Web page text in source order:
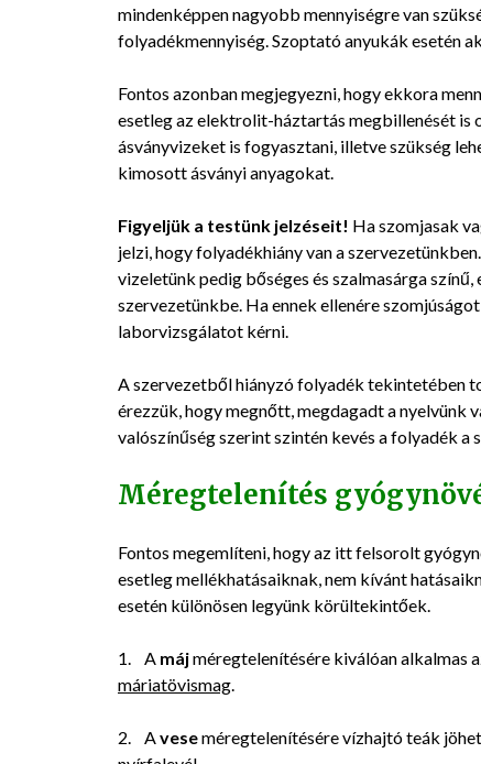
mindenképpen nagyobb mennyiségre van
folyadékmennyiség. Szoptató anyukák esetén
Fontos azonban megjegyezni, hogy ekkora
esetleg az elektrolit-háztartás megbillenését is
ásványvizeket is fogyasztani, illetve szükség
kimosott ásványi anyagokat.
Figyeljük a testünk jelzéseit! Ha szomjasak
jelzi, hogy folyadékhiány van a
vizeletünk pedig bőséges és szalmasárga
szervezetünkbe. Ha ennek ellenére
laborvizsgálatot kérni.
A szervezetből hiányzó folyadék tekintetében
érezzük, hogy megnőtt, megdagadt a nyelvünk
valószínűség szerint szintén kevés a folyadék a
Méregtelenítés
Fontos megemlíteni, hogy az itt felsorolt
esetleg mellékhatásaiknak, nem kívánt
esetén különösen legyünk körültekintőek.
1. A májméregtelenítésére kiválóan alkalmas
máriatövismag.
2. Aveseméregtelenítésére vízhajtó teák